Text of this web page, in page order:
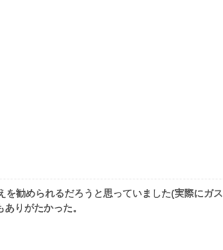
勧められるだろうと思っていました(実際にガ
りがたかった。